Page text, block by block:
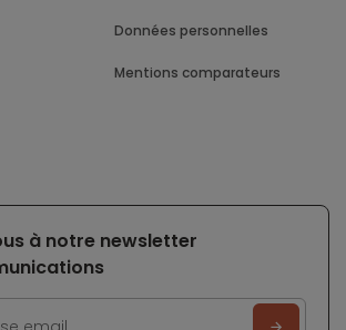
Données personnelles
Mentions comparateurs
à notre newsletter